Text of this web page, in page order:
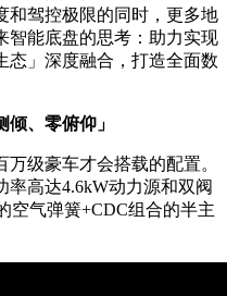
和驾控极限的同时，更多地
智能底盘的思考：助力实现
态」深度融合，打造全面数
、零俯仰」
级豪车才会搭载的配置。
高达4.6kW动力源和双阀
空气弹簧+CDC组合的半主